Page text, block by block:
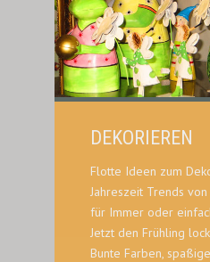
DEKORIEREN
Flotte Ideen zum
Jahreszeit Trends
für Immer oder
Jetzt den Frühling
Bunte Farben,